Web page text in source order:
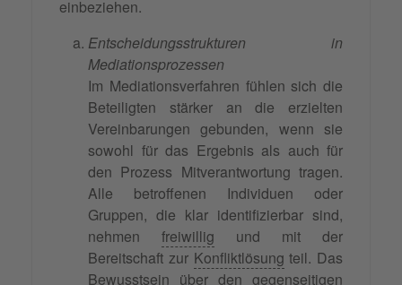
einbeziehen.
Entscheidungsstrukturen in
Mediationsprozessen
Im Mediationsverfahren fühlen sich die
Beteiligten stärker an die erzielten
Vereinbarungen gebunden, wenn sie
sowohl für das Ergebnis als auch für
den Prozess Mitverantwortung tragen.
Alle betroffenen Individuen oder
Gruppen, die klar identifizierbar sind,
nehmen freiwillig und mit der
Bereitschaft zur Konfliktlösung teil. Das
Bewusstsein über den gegenseitigen